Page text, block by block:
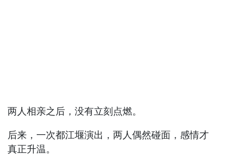
两人相亲之后，没有立刻点燃。
后来，一次都江堰演出，两人偶然碰面，感情才
真正升温。